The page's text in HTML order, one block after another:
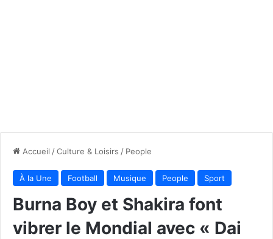
Accueil /Culture & Loisirs / People
À la Une Football Musique People Sport
Burna Boy et Shakira font
vibrer le Mondial avec « Dai